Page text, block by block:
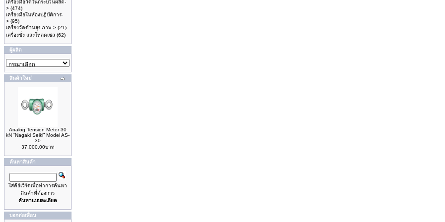
เครื่องมือวัดในกระบวนผลิต-
> (474)
เครื่องมือในห้องปฏิบัติการ-
> (95)
เครื่องวัดด้านสุขภาพ-> (21)
เครื่องชั่ง และโหลดเซล (62)
ผู้ผลิต
สินค้าใหม่
Analog Tension Meter 30
kN “Nagaki Seiki” Model AS-
30
37,000.00บาท
ค้นหาสินค้า
ใส่คีย์เวิร์ดเพื่อทำการค้นหา
สินค้าที่ต้องการ
ค้นหาแบบละเอียด
บอกต่อเพื่อน